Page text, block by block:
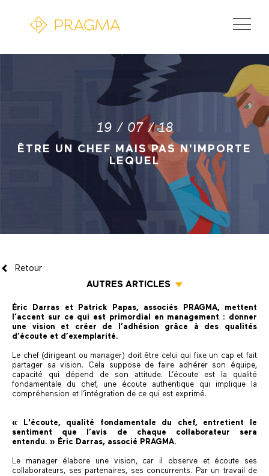
19 / 07 / 18
ÊTRE UN CHEF MAIS PAS N'IMPORTE
LEQUEL
Retour
AUTRES ARTICLES
Éric Darras et Patrick Papas, associés PRAGMA, mettent
l’accent sur ce qui est primordial en management : donner
une vision et créer de l’adhésion grâce à des qualités
d’écoute et d’exemplarité.
Le chef (dirigeant ou manager) doit être celui qui fixe un cap et fait
partager sa vision. Cela suppose de faire adhérer son équipe,
capacité qui dépend de son attitude. L’écoute est la qualité
fondamentale du chef, une écoute authentique qui implique la
compréhension et l’intégration de ce qui est exprimé.
« L'écoute, qualité fondamentale du chef, entretient le
sentiment que l’avis de chaque collaborateur sera
entendu. » Éric Darras, associé PRAGMA.
Le manager élabore une vision, car il observe et écoute ses
collaborateurs, ses partenaires, ses concurrents. Par un travail de